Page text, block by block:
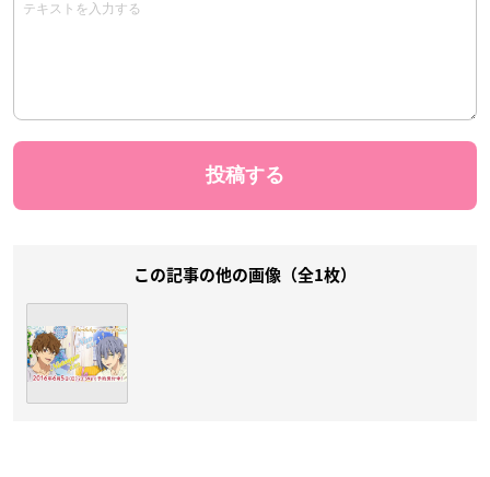
この記事の他の画像（全1枚）